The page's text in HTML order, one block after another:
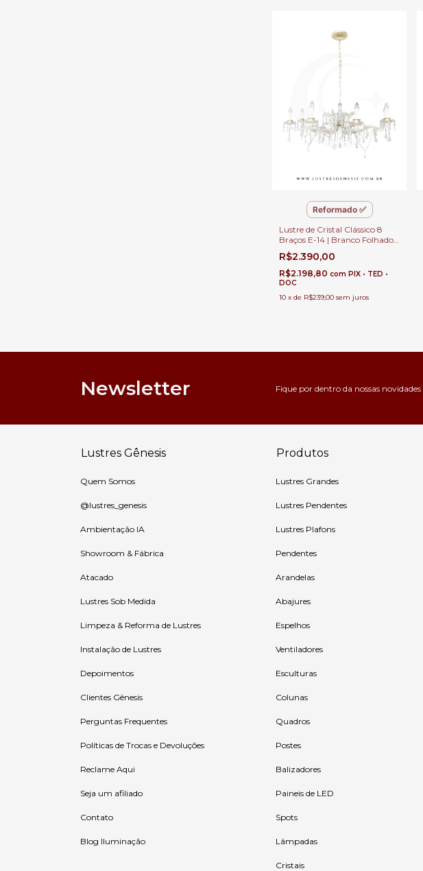
Reformado ✅
Lustre de Cristal Clássico 8
Braços E-14 | Branco Folhado
a Ouro Ø98cm | Para Sala de
Jantar | Reformado • Serviço
Especializado Lustres Gênesis
R$2.390,00
R$2.198,80 com PIX • TED •
DOC
10 x de R$239,00 sem juros
Newsletter Fique por dentro da nossas novidades
Lustres Gênesis
Quem Somos
@lustres_genesis
Ambientação IA
Showroom & Fábrica
Atacado
Lustres Sob Medida
Limpeza & Reforma de Lustres
Instalação de Lustres
Depoimentos
Clientes Gênesis
Perguntas Frequentes
Políticas de Trocas e Devoluções
Reclame Aqui
Seja um afiliado
Contato
Blog Iluminação
Produtos
Lustres Grandes
Lustres Pendentes
Lustres Plafons
Pendentes
Arandelas
Abajures
Espelhos
Ventiladores
Esculturas
Colunas
Quadros
Postes
Balizadores
Paineis de LED
Spots
Lâmpadas
Cristais